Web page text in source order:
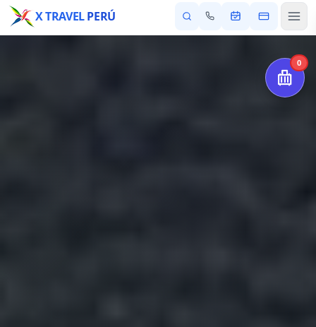
X TRAVELPERÚ
0